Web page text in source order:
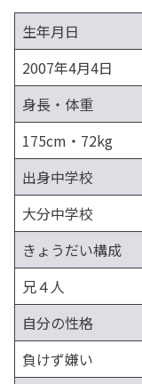
生年月日
2007年4月4日
身長・体重
175cm・72kg
出身中学校
大分中学校
きょうだい構成
兄４人
自分の性格
負けず嫌い